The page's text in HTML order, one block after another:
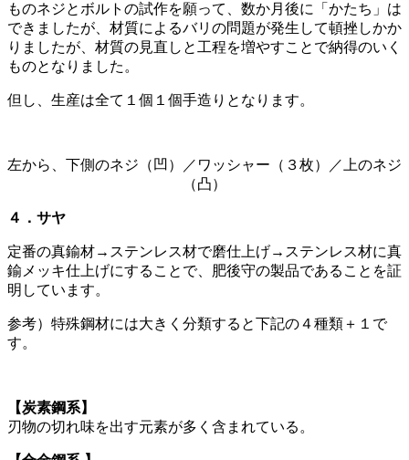
ものネジとボルトの試作を願って、数か月後に「かたち」は
できましたが、材質によるバリの問題が発生して頓挫しかか
りましたが、材質の見直しと工程を増やすことで納得のいく
ものとなりました。
但し、生産は全て１個１個手造りとなります。
左から、下側のネジ（凹）／ワッシャー（３枚）／上のネジ
（凸）
４．サヤ
定番の真鍮材→ステンレス材で磨仕上げ→ステンレス材に真
鍮メッキ仕上げにすることで、肥後守の製品であることを証
明しています。
参考）特殊鋼材には大きく分類すると下記の４種類＋１で
す。
【炭素鋼系】
刃物の切れ味を出す元素が多く含まれている。